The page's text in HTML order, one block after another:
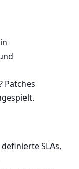
Patches
SLAs,